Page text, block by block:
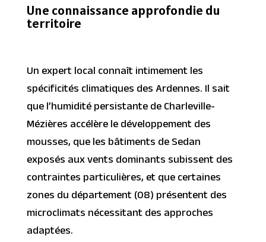
Une connaissance approfondie du
territoire
Un expert local connaît intimement les
spécificités climatiques des Ardennes. Il sait
que l’humidité persistante de Charleville-
Mézières accélère le développement des
mousses, que les bâtiments de Sedan
exposés aux vents dominants subissent des
contraintes particulières, et que certaines
zones du département (08) présentent des
microclimats nécessitant des approches
adaptées.